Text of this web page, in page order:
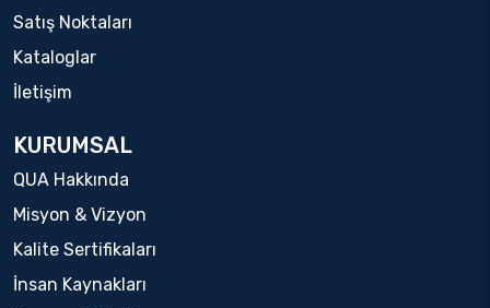
Satış Noktaları
Kataloglar
İletişim
KURUMSAL
QUA Hakkında
Misyon & Vizyon
Kalite Sertifikaları
İnsan Kaynakları